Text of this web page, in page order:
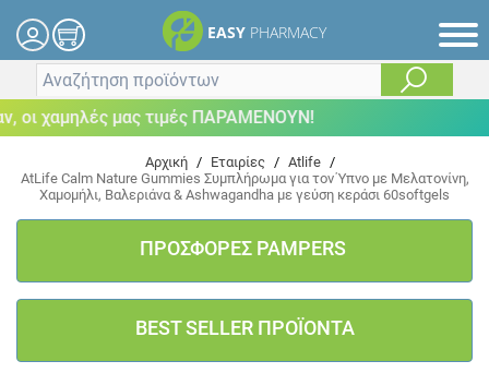
EASY PHARMACY
χαμηλές μας τιμές ΠΑΡΑΜΕΝΟΥΝ!
Αρχική / Εταιρίες / Atlife /
AtLife Calm Nature Gummies Συμπλήρωμα για τον Ύπνο με Mελατονίνη,
Χαμομήλι, Βαλεριάνα & Ashwagandha με γεύση κεράσι 60softgels
ΠΡΟΣΦΟΡΕΣ PAMPERS
BEST SELLER ΠΡΟΪΟΝΤΑ